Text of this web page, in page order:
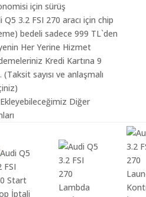
için sürüş
3.2 FSI 270 aracı için chip
bedeli sadece 999 TL`den
Her Yerine Hizmet
Kredi Kartına 9
sayısı ve anlaşmalı
Diğer